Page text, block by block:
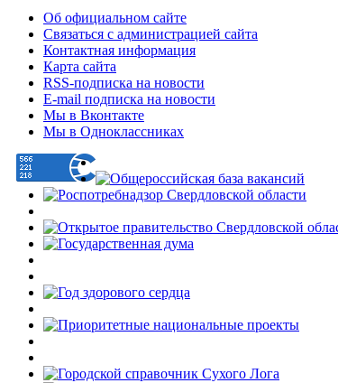
Об официальном сайте
Связаться с администрацией сайта
Контактная информация
Карта сайта
RSS-подписка на новости
E-mail подписка на новости
Мы в Вконтакте
Мы в Одноклассниках